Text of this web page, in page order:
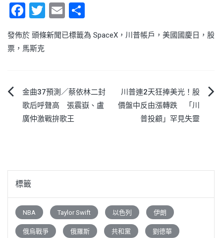
Facebook
Twitter
Email
發佈於 頭條新聞已標籤為 SpaceX ， 川普帳戶 ， 美國國慶日 ， 股
票 ， 馬斯克
文
金曲37預測／蔡依林二封
歌后呼聲高 張震嶽、盧
廣仲激戰拚歌王
川普連2天狂捧美光！股
價盤中反由漲轉跌 「川
普投顧」罕見失靈
標籤
NBA Taylor Swift 以色列 伊朗
俄烏戰爭 俄羅斯 共和黨 劉德華